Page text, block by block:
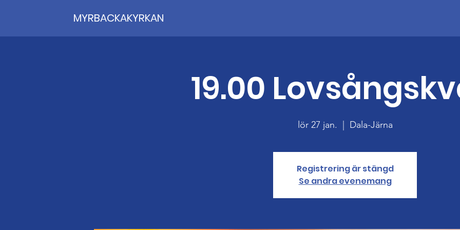
MYRBACKAKYRKAN
19.00
lör 27 jan. Dala-Järna
Registrering är stängd
Se andra evenemang